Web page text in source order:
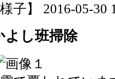
子】 2016-05-30
よし班掃除